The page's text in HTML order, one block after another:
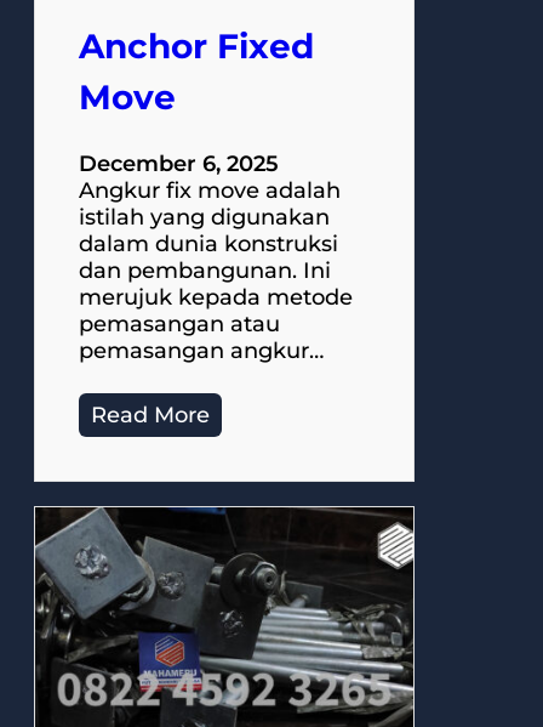
Anchor Fixed
Move
December 6, 2025
Angkur fix move adalah
istilah yang digunakan
dalam dunia konstruksi
dan pembangunan. Ini
merujuk kepada metode
pemasangan atau
pemasangan angkur…
Read More